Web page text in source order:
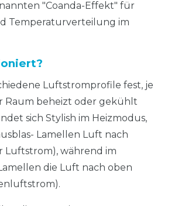
"Coanda-Effekt" für
Temperaturverteilung im
Luftstromprofile fest, je
Raum beheizt oder gekühlt
sich Stylish im Heizmodus,
Lamellen Luft nach
Luftstrom), während im
die Luft nach oben